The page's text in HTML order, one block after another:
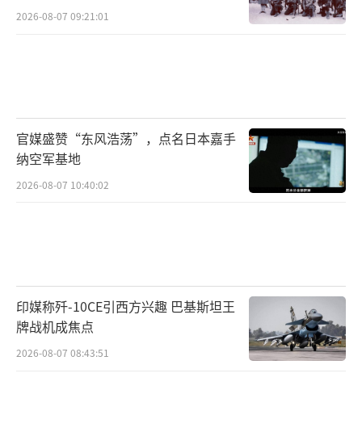
2026-08-07 09:21:01
官媒盛赞“东风浩荡”，点名日本嘉手
纳空军基地
2026-08-07 10:40:02
印媒称歼-10CE引西方兴趣 巴基斯坦王
牌战机成焦点
2026-08-07 08:43:51